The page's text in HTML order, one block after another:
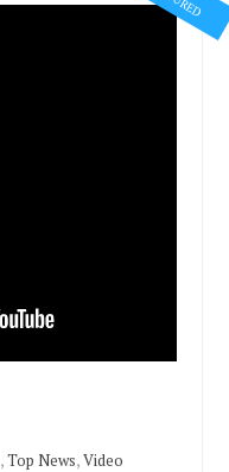
,Top News,Video